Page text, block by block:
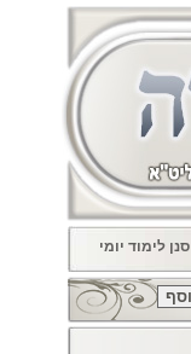
סנן לימוד יומי